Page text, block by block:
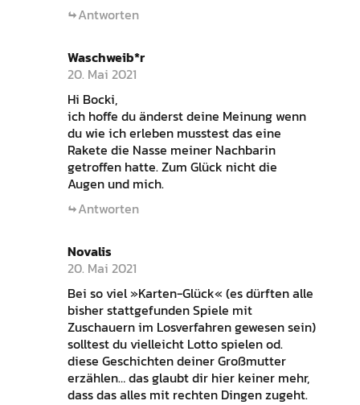
Antworten
Waschweib*r
20. Mai 2021
Hi Bocki,
ich hoffe du änderst deine Meinung wenn
du wie ich erleben musstest das eine
Rakete die Nasse meiner Nachbarin
getroffen hatte. Zum Glück nicht die
Augen und mich.
Antworten
Novalis
20. Mai 2021
Bei so viel »Karten-Glück« (es dürften alle
bisher stattgefunden Spiele mit
Zuschauern im Losverfahren gewesen sein)
solltest du vielleicht Lotto spielen od.
diese Geschichten deiner Großmutter
erzählen… das glaubt dir hier keiner mehr,
dass das alles mit rechten Dingen zugeht.